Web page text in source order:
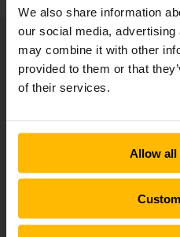
We also share information
our social media,
may combine it with other
provided to them or that
of their services.
Allow all